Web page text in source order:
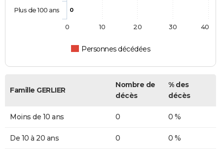
0
Personnes décédées
Plus de 100 ans
0 10 20 30 40
Famille GERLIER
Nombre de
décès
% des
décès
Moins de 10 ans 0 0 %
De 10 à 20 ans 0 0 %